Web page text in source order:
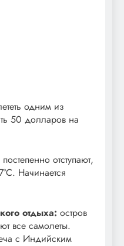
одним из
50 долларов на
отступают,
Начинается
отдыха: остров
все самолеты.
с Индийским